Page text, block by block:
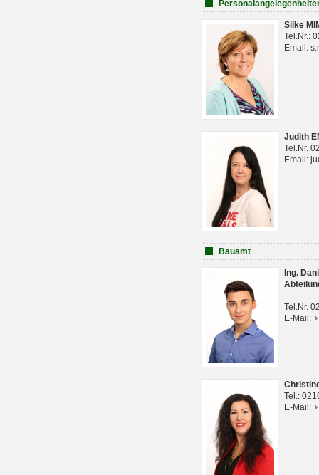
Silke
Tel.Nr.:
Email:
Judith
Tel.Nr.
Email:
Bauamt
Ing.
Tel.Nr.
E-Mail:
Tel.:
E-Mail: